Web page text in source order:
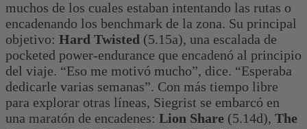
muchos de los cuales estaban intentando las rutas o
encadenando los benchmark de la zona. Su principal
objetivo: Hard Twisted (5.15a), una escalada de
pocketed power-endurance que encadenó al principio
del viaje. “Eso me motivó mucho”, dice. “Esperaba
dedicarle varias semanas”. Con más tiempo libre
para explorar otras líneas, Siegrist se embarcó en
una maratón de encadenes: Lion Share (5.14d), The